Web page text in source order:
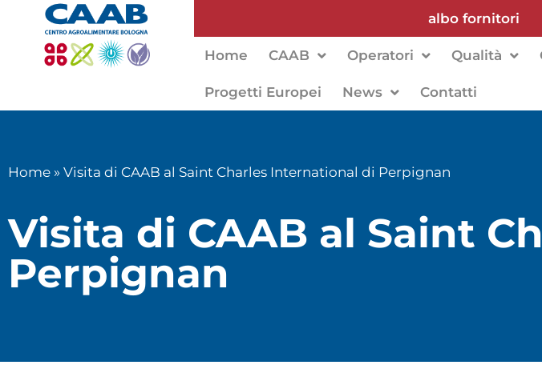
albo fornitori
Home CAAB Operatori Qualità
Progetti Europei News Contatti
Home » Visita di CAAB al Saint Charles International di Perpignan
Visita di CAAB al Saint
Perpignan